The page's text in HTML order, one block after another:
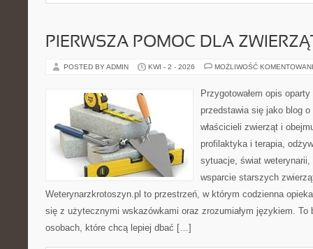
PIERWSZA POMOC DLA
POSTED BY ADMIN KWI - 2 - 2026 MOŻLIWOŚĆ
Przygotowałem opis
przedstawia się jako blog
właścicieli zwierząt i
profilaktyka i terapia,
sytuacje, świat
wsparcie starszych
Weterynarzkrotoszyn.pl to przestrzeń, w którym codzienna
się z użytecznymi wskazówkami oraz zrozumiałym językiem. To
osobach, które chcą lepiej dbać […]